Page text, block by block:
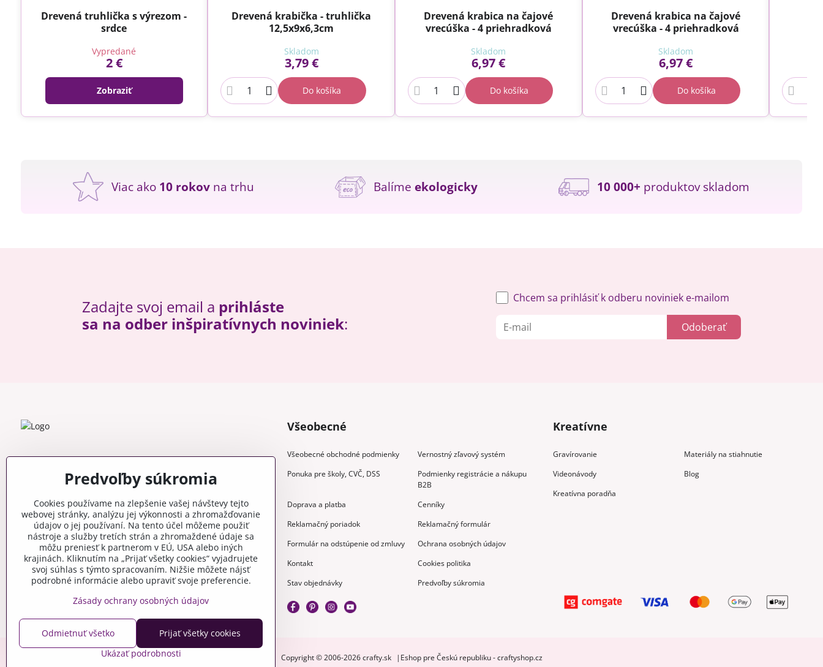
Drevená truhlička s výrezom -
srdce
Vypredané
2 €
Zobraziť
Drevená krabička - truhlička
12,5x9x6,3cm
Skladom
3,79 €
Do košíka
Drevená krabica na čajové
vrecúška - 4 priehradková
Skladom
6,97 €
Do košíka
Drevená krabica na čajové
vrecúška - 4 priehradková
Skladom
6,97 €
Do košíka
Viac ako 10 rokov na trhu Balíme ekologicky 10 000+ produktov skladom
Zadajte svoj email a prihláste
sa na odber inšpiratívnych noviniek: Odoberať
Chcem sa prihlásiť k odberu noviniek e-mailom
Všeobecné
Všeobecné obchodné podmienky
Vernostný zľavový systém
Ponuka pre školy, CVČ, DSS
Podmienky registrácie a nákupu
B2B
Doprava a platba
Cenníky
Reklamačný poriadok
Reklamačný formulár
Formulár na odstúpenie od zmluvy
Ochrana osobných údajov
Kontakt
Cookies politika
Stav objednávky
Predvoľby súkromia
Kreatívne
Gravírovanie
Materiály na stiahnutie
Videonávody
Blog
Kreatívna poradňa
Copyright © 2006-2026 crafty.sk Eshop pre Českú republiku - craftyshop.cz
Predvoľby súkromia
Cookies používame na zlepšenie vašej návštevy tejto
webovej stránky, analýzu jej výkonnosti a zhromažďovanie
údajov o jej používaní. Na tento účel môžeme použiť
nástroje a služby tretích strán a zhromaždené údaje sa
môžu preniesť k partnerom v EÚ, USA alebo iných
krajinách. Kliknutím na „Prijať všetky cookies“ vyjadrujete
svoj súhlas s týmto spracovaním. Nižšie môžete nájsť
podrobné informácie alebo upraviť svoje preferencie.
Zásady ochrany osobných údajov
Ukázať podrobnosti
Prijať všetky cookies
Odmietnuť všetko